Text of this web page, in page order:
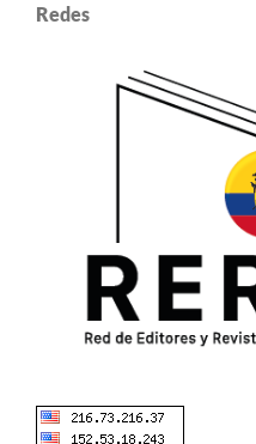
Redes